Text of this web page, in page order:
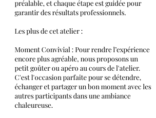
préalable, et chaque étape est guidée pour
garantir des résultats professionnels.
Les plus de cet atelier :
Moment Convivial : Pour rendre l’expérience
encore plus agréable, nous proposons un
petit goûter ou apéro au cours de l'atelier.
C'est l'occasion parfaite pour se détendre,
échanger et partager un bon moment avec les
autres participants dans une ambiance
chaleureuse.